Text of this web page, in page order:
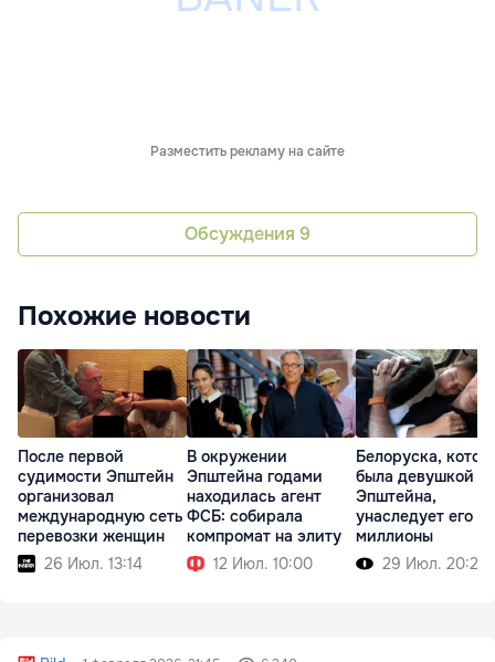
Разместить рекламу на сайте
Обсуждения 9
Похожие новости
После первой
судимости Эпштейн
организовал
международную сеть
перевозки женщин
26 Июл. 13:14
В окружении
Эпштейна годами
находилась агент
ФСБ: собирала
компромат на элиту
12 Июл. 10:00
Белоруска,
была девушкой
Эпштейна,
унаследует его
миллионы
29 Июл. 20:22